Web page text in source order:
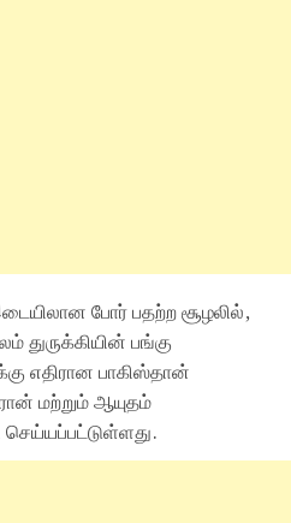
போர் பதற்ற சூழலில்,
துருக்கியின் பங்கு
எதிரான பாகிஸ்தான்
மற்றும் ஆயுதம்
செய்யப்பட்டுள்ளது.